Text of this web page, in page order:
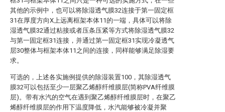
其他的示例中，也可以将除湿透气膜32连接于第一固定框
31在厚度方向X上远离框架本体11的一端，具体可以将除
湿透气膜32通过粘接或者压条压紧等方式将除湿透气膜32
与第一固定框31连接，并通过第一固定框31实现冷凝透气
层30整体与框架本体11之间的连接，同样能够满足除湿要
求。
可选的，上述各实施例提供的除湿装置100，其除湿透气
膜32可以包括至少一层聚乙烯醇纤维膜层(简称PVA纤维膜
层)。带有水汽的空气在遇到聚乙烯醇纤维膜层时，在聚乙
烯醇纤维膜层的作用下温度降低，水汽能够被冷凝并聚